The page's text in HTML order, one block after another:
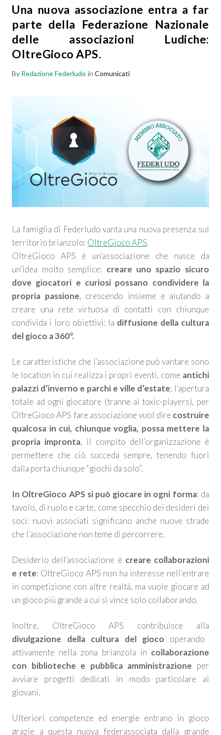
Una nuova associazione entra a far
parte della Federazione Nazionale
delle associazioni Ludiche:
OltreGioco APS.
By Redazione Federludo inComunicati
La famiglia di Federludo vanta una nuova presenza sul
territorio brianzolo: OltreGioco APS.
OltreGioco APS è un’associazione che nasce da
un’idea molto semplice: creare uno spazio sicuro
dove giocatori e curiosi possano condividere la
propria passione, crescendo insieme e aiutando a
creare una rete virtuosa di contatti con chiunque
condivida i loro obiettivi: la diffusione della cultura
del gioco a 360°.
Le caratteristiche che l’associazione può vantare sono
le location in cui realizza i propri eventi, come antichi
palazzi d’inverno e parchi e ville d’estate; l’apertura
totale ad ogni giocatore (tranne ai toxic-players), per
OltreGioco APS fare associazione vuol dire costruire
qualcosa in cui, chiunque voglia, possa mettere la
propria impronta, il compito dell’organizzazione è
permettere che ciò succeda sempre, tenendo fuori
dalla porta chiunque “giochi da solo”.
In OltreGioco APS si può giocare in ogni forma: da
tavolo, di ruolo e carte, come specchio dei desideri dei
soci: nuovi associati significano anche nuove strade
che l’associazione non teme di percorrere.
Desiderio dell’associazione è creare collaborazioni
e rete: OltreGioco APS non ha interesse nell’entrare
in competizione con altre realtà, ma vuole giocare ad
un gioco più grande a cui si vince solo collaborando.
Inoltre, OltreGioco APS contribuisce alla
divulgazione della cultura del gioco operando
attivamente nella zona brianzola in collaborazione
con biblioteche e pubblica amministrazione per
avviare progetti dedicati in modo particolare ai
giovani.
Ulteriori competenze ed energie entrano in gioco
grazie a questa nuova federassociata dalla grande